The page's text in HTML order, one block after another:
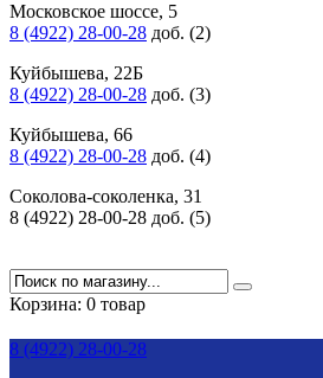
Московское шоссе, 5
8 (4922) 28-00-28 доб. (2)
Куйбышева, 22Б
8 (4922) 28-00-28 доб. (3)
Куйбышева, 66
8 (4922) 28-00-28 доб. (4)
Соколова-соколенка, 31
8 (4922) 28-00-28 доб. (5)
Корзина: 0 товар
8 (4922) 28-00-28